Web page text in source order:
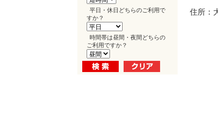
平日・休日どちらのご利用で
すか？
時間帯は昼間・夜間どちらの
ご利用ですか？
住所：